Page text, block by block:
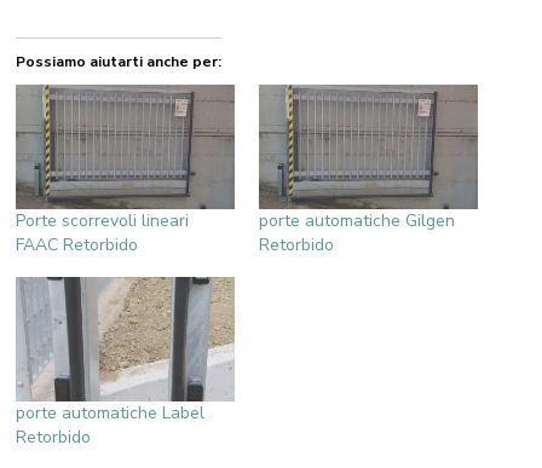
Possiamo aiutarti anche per:
Porte scorrevoli lineari
FAAC Retorbido
porte automatiche Gilgen
Retorbido
porte automatiche Label
Retorbido